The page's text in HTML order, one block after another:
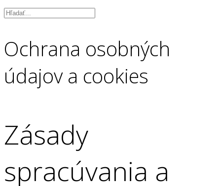
Ochrana osobných
údajov a cookies
Zásady
spracúvania a